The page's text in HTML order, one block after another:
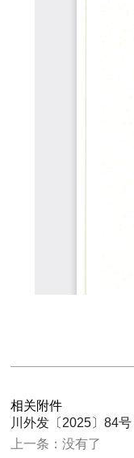
相关附件
川外发〔2025〕84
上一条：没有了